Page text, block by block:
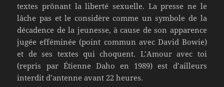
textes prônant la liberté sexuelle. La presse ne le
lâche pas et le considère comme un symbole de la
décadence de la jeunesse, à cause de son apparence
jugée efféminée (point commun avec David Bowie)
et de ses textes qui choquent. L’Amour avec toi
(repris par Étienne Daho en 1989) est d’ailleurs
interdit d’antenne avant 22 heures.